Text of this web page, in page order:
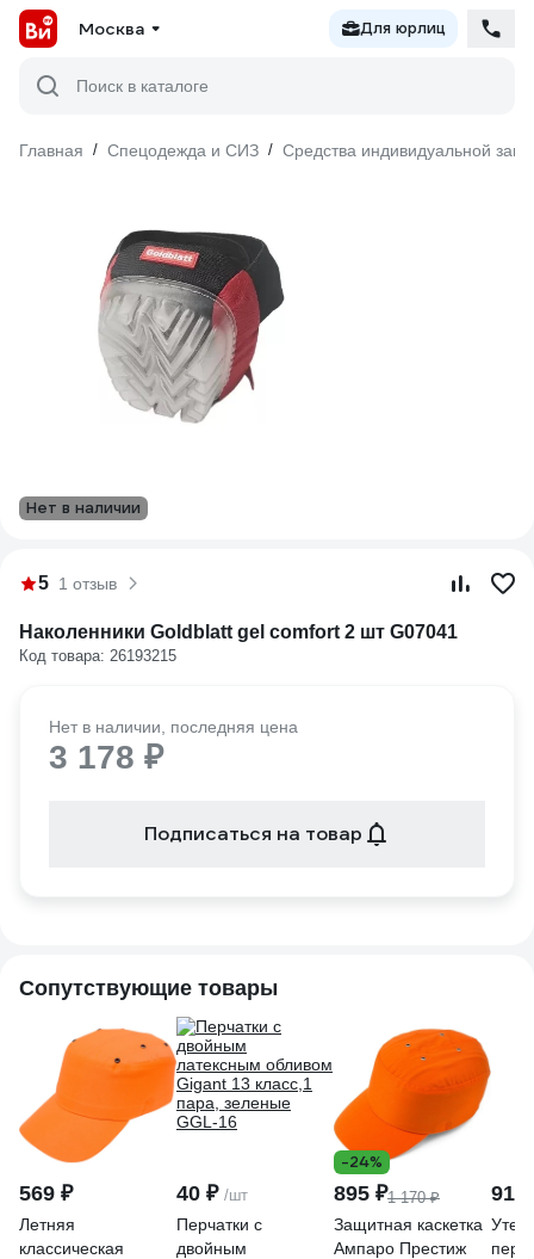
Москва Для юрлиц
Поиск в каталоге
Главная / Спецодежда и СИЗ / Средства индивидуальной
Нет в наличии
5 1 отзыв
Наколенники Goldblatt gel comfort 2 шт G07041
Код товара: 26193215
Нет в наличии, последняя цена
3 178 ₽
Подписаться на товар
Сопутствующие товары
569 ₽
Летняя
классическая
40 ₽ /шт
Перчатки с
двойным
-24%
895 ₽1 170 ₽
Защитная каскетка
Ампаро Престиж
91 ₽